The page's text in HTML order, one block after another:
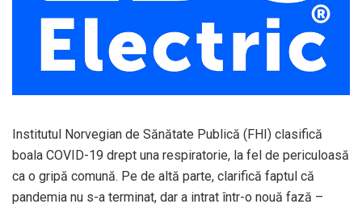
Institutul Norvegian de Sănătate Publică (FHI) clasifică
boala COVID-19 drept una respiratorie, la fel de periculoasă
ca o gripă comună. Pe de altă parte, clarifică faptul că
pandemia nu s-a terminat, dar a intrat într-o nouă fază –